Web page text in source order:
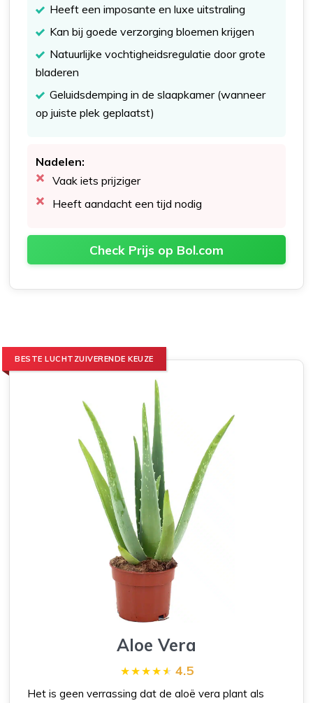
Heeft een imposante en luxe uitstraling
Kan bij goede verzorging bloemen krijgen
Natuurlijke vochtigheidsregulatie door grote
bladeren
Geluidsdemping in de slaapkamer (wanneer
op juiste plek geplaatst)
Nadelen:
Vaak iets prijziger
Heeft aandacht een tijd nodig
Check Prijs op Bol.com
BESTE LUCHTZUIVERENDE KEUZE
Aloe Vera
4.5
Het is geen verrassing dat de aloë vera plant als